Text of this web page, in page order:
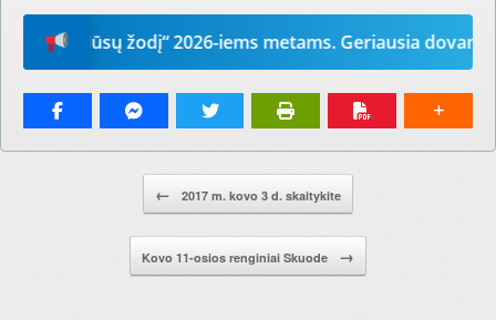
„Mūsų žodį“ 2026-iems metams. Geriausia dovana –
← 2017 m. kovo 3 d. skaitykite
Kovo 11-osios renginiai Skuode →